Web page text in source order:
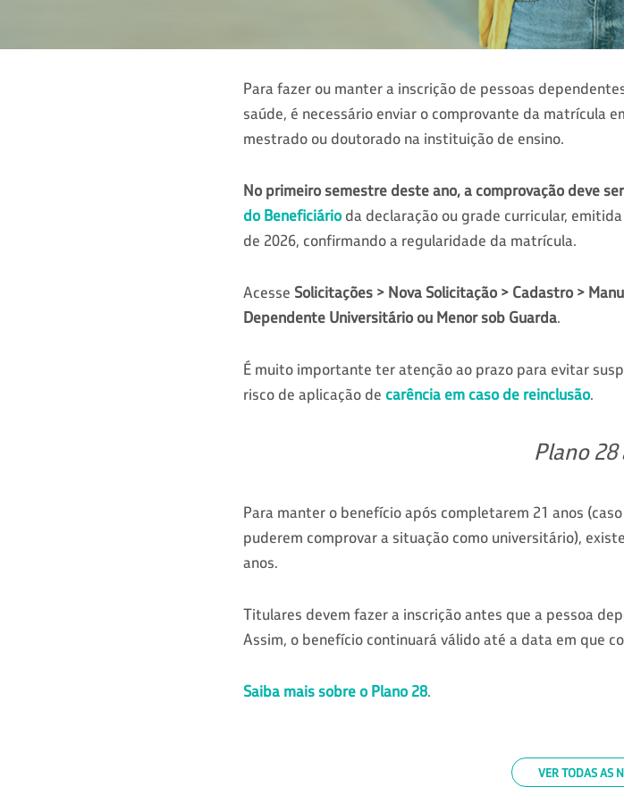
Para fazer ou manter a inscrição de pessoas
saúde, é necessário enviar o comprovante da matrícula
mestrado ou doutorado na instituição de ensino.
No primeiro semestre deste ano, a comprovação deve
do Beneficiárioda declaração ou grade curricular,
de 2026, confirmando a regularidade da matrícula.
Acesse Solicitações > Nova Solicitação > Cadastro >
Dependente Universitário ou Menor sob Guarda.
É muito importante ter atenção ao prazo para evitar
risco de aplicação de carência em caso de reinclusão.
Plano 28
Para manter o benefício após completarem 21 anos
puderem comprovar a situação como universitário),
anos.
Titulares devem fazer a inscrição antes que a pessoa
Assim, o benefício continuará válido até a data em que
Saiba mais sobre o Plano 28.
VER TODAS AS